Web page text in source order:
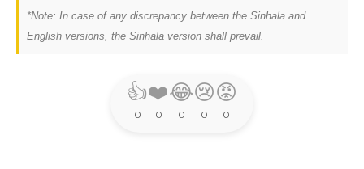
*Note: In case of any discrepancy between the Sinhala and
English versions, the Sinhala version shall prevail.
👍
0
❤️
0
😂
0
😢
0
😡
0